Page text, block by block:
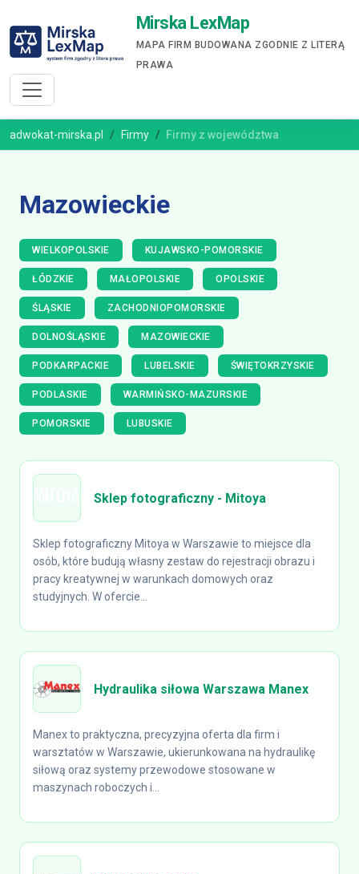
Mirska LexMap
MAPA FIRM BUDOWANA ZGODNIE Z LITERĄ
PRAWA
adwokat-mirska.pl Firmy Firmy z województwa
Mazowieckie
WIELKOPOLSKIE KUJAWSKO-POMORSKIE
ŁÓDZKIE MAŁOPOLSKIE OPOLSKIE
ŚLĄSKIE ZACHODNIOPOMORSKIE
DOLNOŚLĄSKIE MAZOWIECKIE
PODKARPACKIE LUBELSKIE ŚWIĘTOKRZYSKIE
PODLASKIE WARMIŃSKO-MAZURSKIE
POMORSKIE LUBUSKIE
Sklep fotograficzny - Mitoya
Sklep fotograficzny Mitoya w Warszawie to miejsce dla
osób, które budują własny zestaw do rejestracji obrazu i
pracy kreatywnej w warunkach domowych oraz
studyjnych. W ofercie...
Hydraulika siłowa Warszawa Manex
Manex to praktyczna, precyzyjna oferta dla firm i
warsztatów w Warszawie, ukierunkowana na hydraulikę
siłową oraz systemy przewodowe stosowane w
maszynach roboczych i...